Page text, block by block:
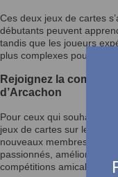
Ces deux jeux de cartes
débutants peuvent
tandis que les joueurs
plus complexes pour
Rejoignez la
d’Arcachon
Pour ceux qui souhaitent
jeux de cartes sur le
nouveaux membres. Ces
passionnés, améliorer
compétitions amicales ou